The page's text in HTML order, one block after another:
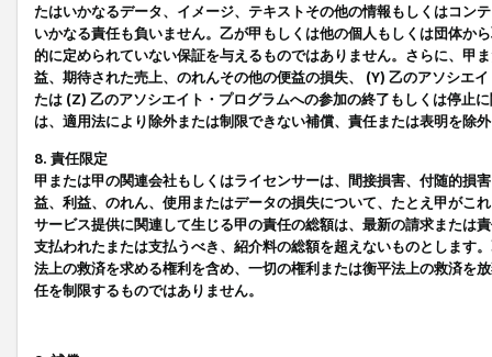
たはいかなるデータ、イメージ、テキストその他の情報もしくはコン
いかなる責任も負いません。乙が甲もしくは他の個人もしくは団体か
的に定められていない保証を与えるものではありません。さらに、甲
益、期待された売上、のれんその他の便益の損失、 (Y) 乙のアソシエ
たは (Z) 乙のアソシエイト・プログラムへの参加の終了もしくは停止
は、適用法により除外または制限できない補償、責任または表明を除
8. 責任限定
甲または甲の関連会社もしくはライセンサーは、間接損害、付随的損
益、利益、のれん、使用またはデータの損失について、たとえ甲がこ
サービス提供に関連して生じる甲の責任の総額は、最新の請求または
支払われたまたは支払うべき、紹介料の総額を超えないものとします
法上の救済を求める権利を含め、一切の権利または衡平法上の救済を
任を制限するものではありません。